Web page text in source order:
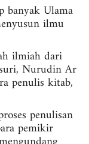
banyak Ulama
ilmu
ilmiah dari
Nurudin Ar
penulis kitab,
penulisan
pemikir